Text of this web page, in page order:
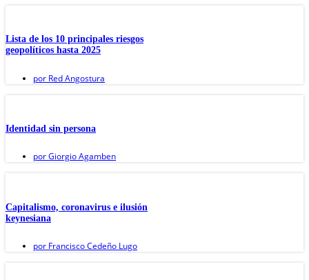
Lista de los 10 principales riesgos
geopolíticos hasta 2025
por Red Angostura
Identidad sin persona
porGiorgio Agamben
Capitalismo, coronavirus e ilusión
keynesiana
por Francisco Cedeño Lugo